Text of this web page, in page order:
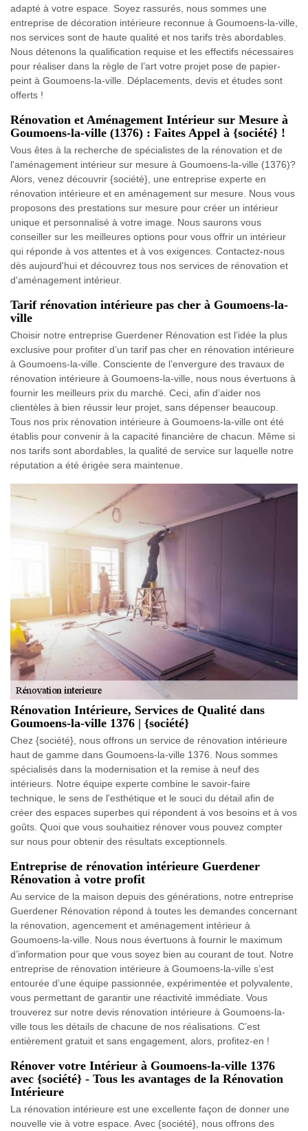
adapté à votre espace. Soyez rassurés, nous sommes une
entreprise de décoration intérieure reconnue à Goumoens-la-ville,
nos services sont de haute qualité et nos tarifs très abordables.
Nous détenons la qualification requise et les effectifs nécessaires
pour réaliser dans la règle de l’art votre projet pose de papier-
peint à Goumoens-la-ville. Déplacements, devis et études sont
offerts !
Rénovation et Aménagement Intérieur sur Mesure à
Goumoens-la-ville (1376) : Faites Appel à {société} !
Vous êtes à la recherche de spécialistes de la rénovation et de
l'aménagement intérieur sur mesure à Goumoens-la-ville (1376)?
Alors, venez découvrir {société}, une entreprise experte en
rénovation intérieure et en aménagement sur mesure. Nous vous
proposons des prestations sur mesure pour créer un intérieur
unique et personnalisé à votre image. Nous saurons vous
conseiller sur les meilleures options pour vous offrir un intérieur
qui réponde à vos attentes et à vos exigences. Contactez-nous
dès aujourd'hui et découvrez tous nos services de rénovation et
d'aménagement intérieur.
Tarif rénovation intérieure pas cher à Goumoens-la-
ville
Choisir notre entreprise Guerdener Rénovation est l’idée la plus
exclusive pour profiter d’un tarif pas cher en rénovation intérieure
à Goumoens-la-ville. Consciente de l’envergure des travaux de
rénovation intérieure à Goumoens-la-ville, nous nous évertuons à
fournir les meilleurs prix du marché. Ceci, afin d’aider nos
clientèles à bien réussir leur projet, sans dépenser beaucoup.
Tous nos prix rénovation intérieure à Goumoens-la-ville ont été
établis pour convenir à la capacité financière de chacun. Même si
nos tarifs sont abordables, la qualité de service sur laquelle notre
réputation a été érigée sera maintenue.
Rénovation Intérieure, Services de Qualité dans
Goumoens-la-ville 1376 | {société}
Chez {société}, nous offrons un service de rénovation intérieure
haut de gamme dans Goumoens-la-ville 1376. Nous sommes
spécialisés dans la modernisation et la remise à neuf des
intérieurs. Notre équipe experte combine le savoir-faire
technique, le sens de l'esthétique et le souci du détail afin de
créer des espaces superbes qui répondent à vos besoins et à vos
goûts. Quoi que vous souhaitiez rénover vous pouvez compter
sur nous pour obtenir des résultats exceptionnels.
Entreprise de rénovation intérieure Guerdener
Rénovation à votre profit
Au service de la maison depuis des générations, notre entreprise
Guerdener Rénovation répond à toutes les demandes concernant
la rénovation, agencement et aménagement intérieur à
Goumoens-la-ville. Nous nous évertuons à fournir le maximum
d’information pour que vous soyez bien au courant de tout. Notre
entreprise de rénovation intérieure à Goumoens-la-ville s’est
entourée d’une équipe passionnée, expérimentée et polyvalente,
vous permettant de garantir une réactivité immédiate. Vous
trouverez sur notre devis rénovation intérieure à Goumoens-la-
ville tous les détails de chacune de nos réalisations. C’est
entièrement gratuit et sans engagement, alors, profitez-en !
Rénover votre Intérieur à Goumoens-la-ville 1376
avec {société} - Tous les avantages de la Rénovation
Intérieure
La rénovation intérieure est une excellente façon de donner une
nouvelle vie à votre espace. Avec {société}, nous offrons des